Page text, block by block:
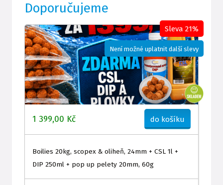
Doporučujeme
1 399,00 Kč do košíku
Boilies 20kg, scopex & oliheň, 24mm + CSL 1l +
DIP 250ml + pop up pelety 20mm, 60g
Sleva 21%
Není možné uplatnit další slevy